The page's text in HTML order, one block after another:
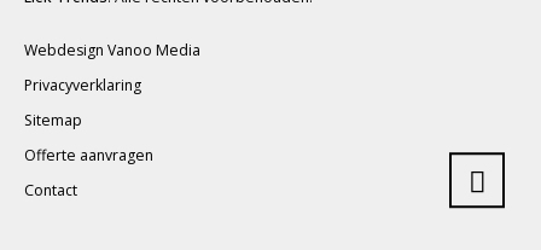
Webdesign Vanoo Media
Privacyverklaring
Sitemap
Offerte aanvragen
Contact